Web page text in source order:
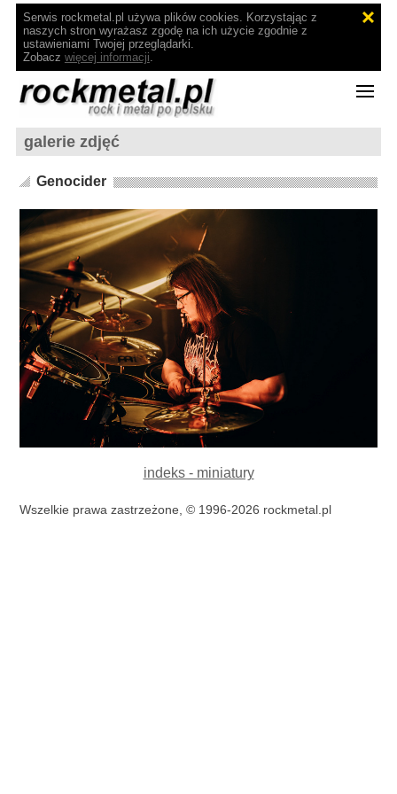
Serwis rockmetal.pl używa plików cookies. Korzystając z
naszych stron wyrażasz zgodę na ich użycie zgodnie z
ustawieniami Twojej przeglądarki.
Zobacz więcej informacji.
galerie zdjęć
Genocider
indeks - miniatury
Wszelkie prawa zastrzeżone, © 1996-2026 rockmetal.pl